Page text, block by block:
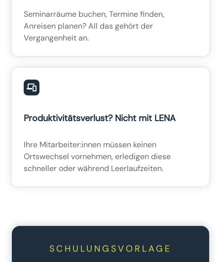
Seminarräume buchen, Termine finden,
Anreisen planen? All das gehört der
Vergangenheit an.
Produktivitätsverlust? Nicht mit LENA
Ihre Mitarbeiter:innen müssen keinen
Ortswechsel vornehmen, erledigen diese
schneller oder während Leerlaufzeiten.
SCHULUNGSVORLAGE